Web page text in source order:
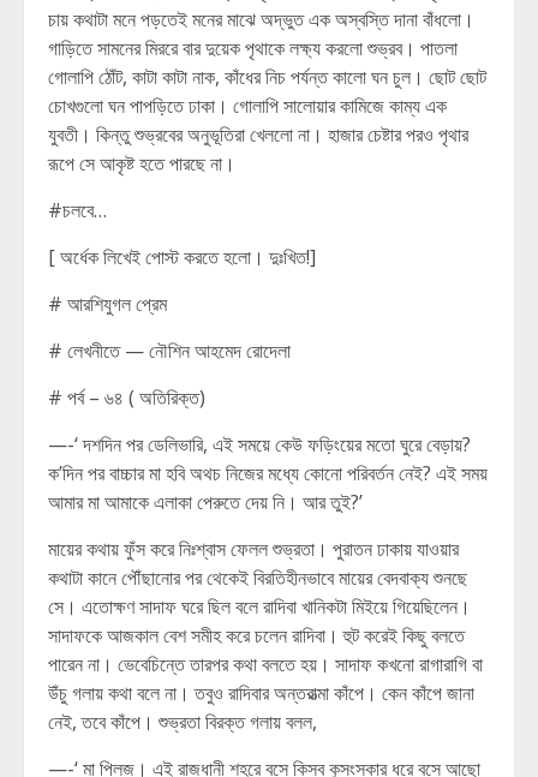
চায় কথাটা মনে পড়তেই মনের মাঝে অদ্ভুত এক অস্বস্তি দানা বাঁধলো।
গাড়িতে সামনের মিররে বার দুয়েক পৃথাকে লক্ষ্য করলো শুভ্রব। পাতলা
গোলাপি ঠোঁট, কাটা কাটা নাক, কাঁধের নিচ পর্যন্ত কালো ঘন চুল। ছোট ছোট
চোখগুলো ঘন পাপড়িতে ঢাকা। গোলাপি সালোয়ার কামিজে কাম্য এক
যুবতী। কিন্তু শুভ্রবের অনুভূতিরা খেললো না। হাজার চেষ্টার পরও পৃথার
রূপে সে আকৃষ্ট হতে পারছে না।
#চলবে…
[ অর্ধেক লিখেই পোস্ট করতে হলো। দুঃখিত!]
# আরশিযুগল প্রেম
# লেখনীতে — নৌশিন আহমেদ রোদেলা
# পর্ব – ৬৪ ( অতিরিক্ত)
—-‘ দশদিন পর ডেলিভারি, এই সময়ে কেউ ফড়িংয়ের মতো ঘুরে বেড়ায়?
ক’দিন পর বাচ্চার মা হবি অথচ নিজের মধ্যে কোনো পরিবর্তন নেই? এই সময়
আমার মা আমাকে এলাকা পেরুতে দেয় নি। আর তুই?’
মায়ের কথায় ফুঁস করে নিঃশ্বাস ফেলল শুভ্রতা। পুরাতন ঢাকায় যাওয়ার
কথাটা কানে পৌঁছানোর পর থেকেই বিরতিহীনভাবে মায়ের বেদবাক্য শুনছে
সে। এতোক্ষণ সাদাফ ঘরে ছিল বলে রাদিবা খানিকটা মিইয়ে গিয়েছিলেন।
সাদাফকে আজকাল বেশ সমীহ করে চলেন রাদিবা। হুট করেই কিছু বলতে
পারেন না। ভেবেচিন্তে তারপর কথা বলতে হয়। সাদাফ কখনো রাগারাগি বা
উঁচু গলায় কথা বলে না। তবুও রাদিবার অন্তরাত্মা কাঁপে। কেন কাঁপে জানা
নেই, তবে কাঁপে। শুভ্রতা বিরক্ত গলায় বলল,
—-‘ মা প্লিজ। এই রাজধানী শহরে বসে কিসব কুসংস্কার ধরে বসে আছো